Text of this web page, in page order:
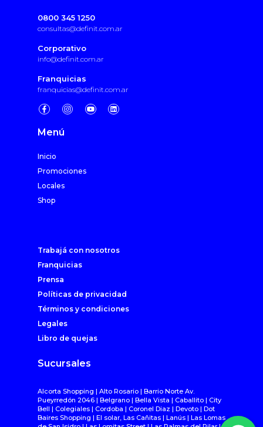
0800 345 1250
consultas@definit.com.ar
Corporativo
info@definit.com.ar
Franquicias
franquicias@definit.com.ar
Menú
Inicio
Promociones
Locales
Shop
Trabajá con nosotros
Franquicias
Prensa
Políticas de privacidad
Términos y condiciones
Legales
Libro de quejas
Sucursales
Alcorta Shopping | Alto Rosario | Barrio Norte Av.
Pueyrredón 2046 | Belgrano | Bella Vista | Caballito | City
Bell | Colegiales | Cordoba | Coronel Diaz | Devoto | Dot
Baires Shopping | El solar, Las Cañitas | Lanús | Las Lomas